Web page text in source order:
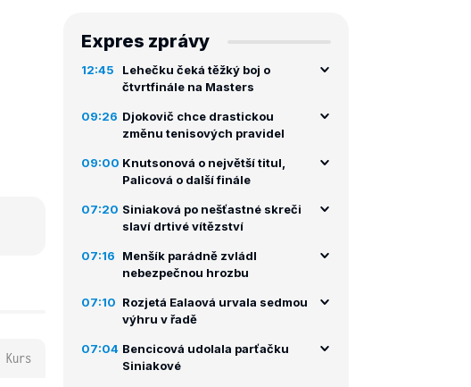
Kurs
Expres zprávy
12:45
Lehečku čeká těžký boj o
čtvrtfinále na Masters
09:26 Djokovič chce drastickou
změnu tenisových pravidel
09:00 Knutsonová o největší titul,
Palicová o další finále
07:20 Siniaková po nešťastné skreči
slaví drtivé vítězství
07:16
Menšík parádně zvládl
nebezpečnou hrozbu
07:10 Rozjetá Ealaová urvala sedmou
výhru v řadě
07:04 Bencicová udolala parťačku
Siniakové